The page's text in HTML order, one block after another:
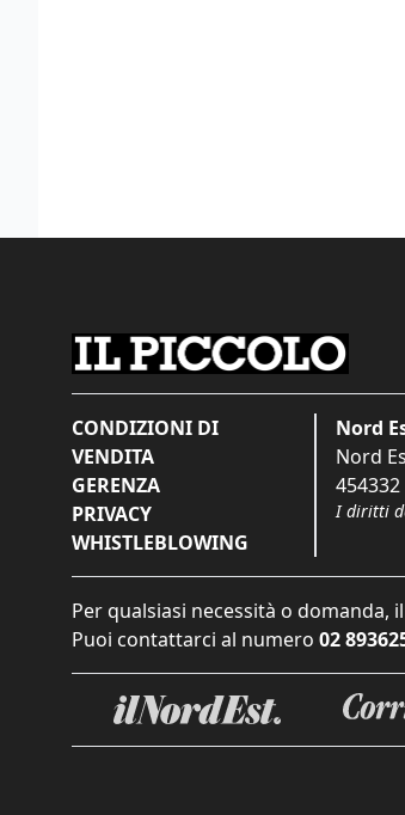
CONDIZIONI DI
VENDITA
GERENZA
PRIVACY
WHISTLEBLOWING
Nord
Nord
454332
I diritti
Per qualsiasi necessità o domanda,
Puoi contattarci al numero 02